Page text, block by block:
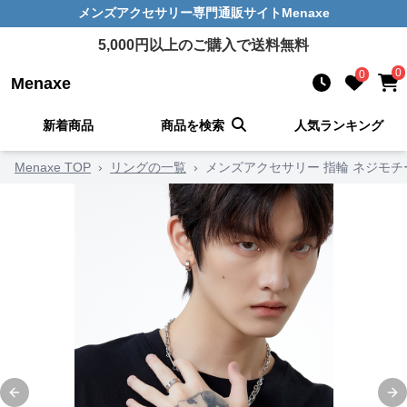
メンズアクセサリー専門通販サイト Menaxe
5,000円以上のご購入で送料無料
Menaxe 0 0
新着商品 商品を検索 人気ランキング
Menaxe TOP › リングの一覧 › メンズアクセサリー 指輪 ネジモ
Previous slide